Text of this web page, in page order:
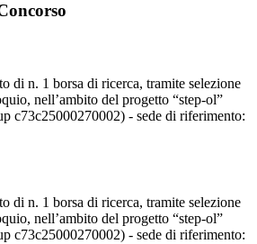
di n. 1 borsa di ricerca, tramite selezione
nell’ambito del progetto “step-ol”
c73c25000270002) - sede di riferimento:
di n. 1 borsa di ricerca, tramite selezione
nell’ambito del progetto “step-ol”
c73c25000270002) - sede di riferimento: